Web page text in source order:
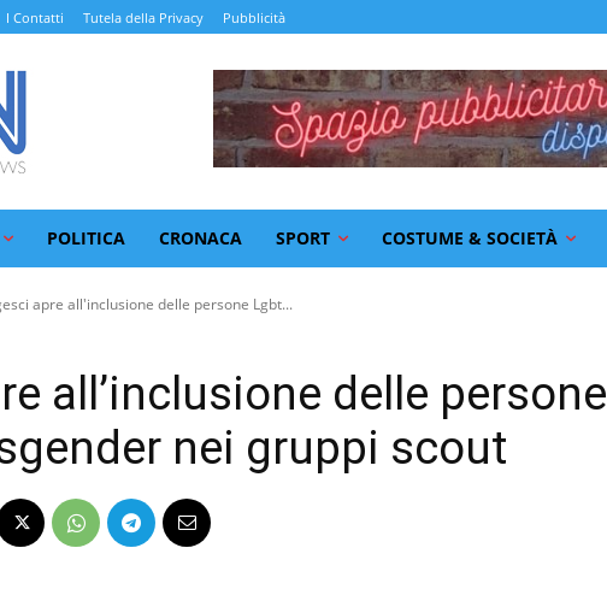
I Contatti Tutela della Privacy Pubblicità
POLITICA CRONACA SPORT COSTUME & SOCIETÀ
apre all'inclusione delle persone Lgbt...
all’inclusione delle persone
nei gruppi scout